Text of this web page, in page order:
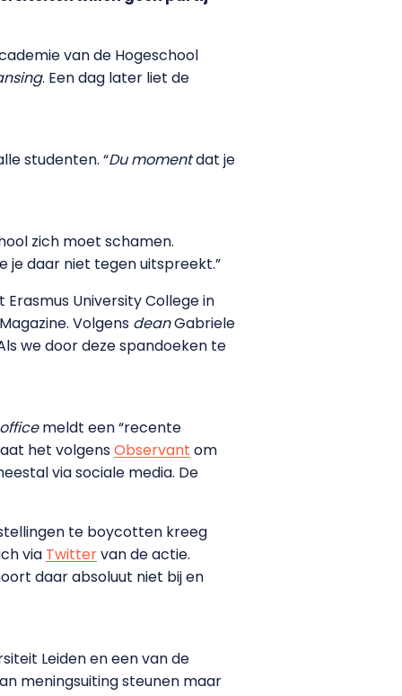
van de Hogeschool
. Een dag later liet de
studenten. “Du momentdat je
zich moet schamen.
je daar niet tegen uitspreekt.”
University College in
Volgens deanGabriele
we door deze spandoeken te
meldt een “recente
het volgensObservant om
via sociale media. De
te boycotten kreeg
via Twittervan de actie.
daar absoluut niet bij en
Leiden en een van de
meningsuiting steunen maar